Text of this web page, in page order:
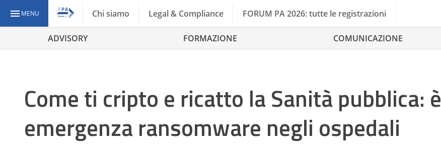
MENU Chi siamo Legal & Compliance FORUM PA 2026: tutte le registrazioni
ADVISORY FORMAZIONE COMUNICAZIONE
Come ti cripto e ricatto la Sanità pubblica: è
emergenza ransomware negli ospedali